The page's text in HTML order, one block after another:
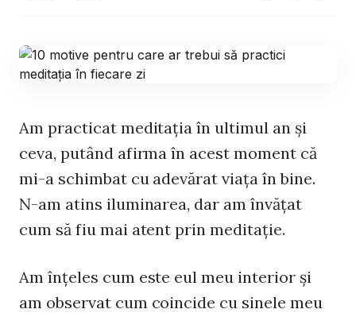
Am practicat meditaţia în ultimul an şi
ceva, putând afirma în acest moment că
mi-a schimbat cu adevărat viaţa în bine.
N-am atins iluminarea, dar am învăţat
cum să fiu mai atent prin meditaţie.
Am înţeles cum este eul meu interior şi
am observat cum coincide cu sinele meu